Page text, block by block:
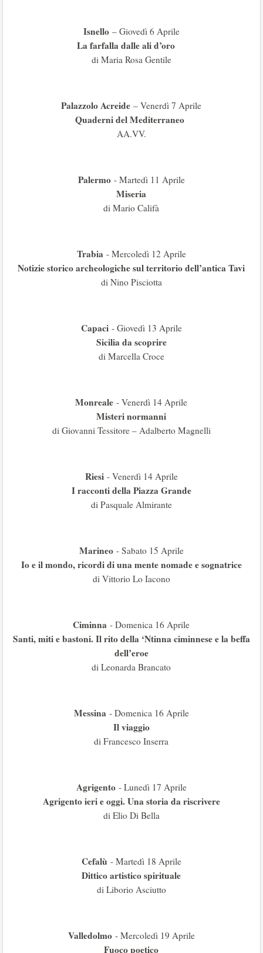
Isnello– Giovedì 6 Aprile
La farfalla dalle ali d’oro
di Maria Rosa Gentile
Palazzolo Acreide – Venerdì 7 Aprile
Quaderni del Mediterraneo
AA.VV.
Palermo- Martedì 11 Aprile
Miseria
di Mario Califà
Trabia- Mercoledì 12 Aprile
Notizie storico archeologiche sul territorio dell’antica Tavi
di Nino Pisciotta
Capaci- Giovedì 13 Aprile
Sicilia da scoprire
di Marcella Croce
Monreale - Venerdì 14 Aprile
Misteri normanni
di Giovanni Tessitore – Adalberto Magnelli
Riesi- Venerdì 14 Aprile
I racconti della Piazza Grande
di Pasquale Almirante
Marineo- Sabato 15 Aprile
Io e il mondo, ricordi di una mente nomade e sognatrice
di Vittorio Lo Iacono
Ciminna - Domenica 16 Aprile
Santi, miti e bastoni. Il rito della ‘Ntinna ciminnese e la beffa
dell’eroe
di Leonarda Brancato
Messina- Domenica 16 Aprile
Il viaggio
di Francesco Inserra
Agrigento- Lunedì 17 Aprile
Agrigento ieri e oggi. Una storia da riscrivere
di Elio Di Bella
Cefalù - Martedì 18 Aprile
Dittico artistico spirituale
di Liborio Asciutto
Valledolmo- Mercoledì 19 Aprile
Fuoco poetico